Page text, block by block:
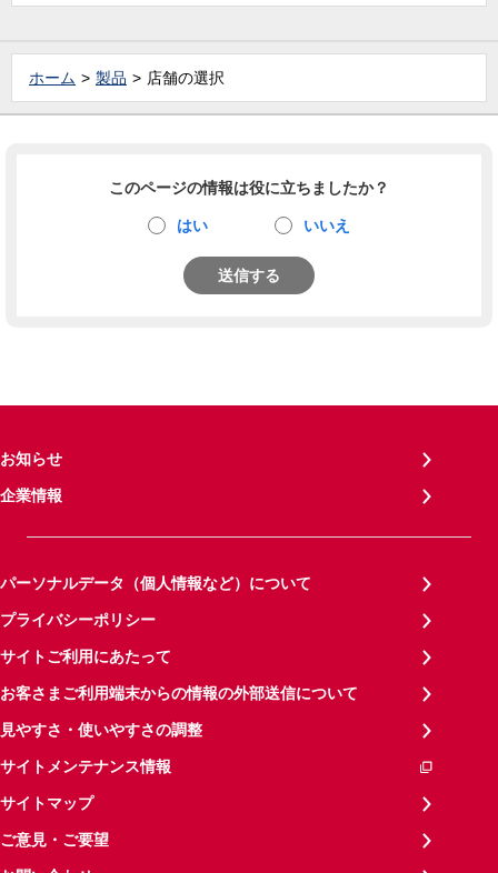
ホーム 製品 店舗の選択
このページの情報は役に立ちましたか？
はい いいえ
送信する
お知らせ
企業情報
パーソナルデータ（個人情報など）について
プライバシーポリシー
サイトご利用にあたって
お客さまご利用端末からの情報の外部送信について
見やすさ・使いやすさの調整
サイトメンテナンス情報
サイトマップ
ご意見・ご要望